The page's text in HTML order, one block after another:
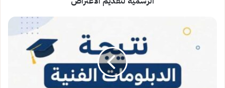
نتيجة
الدبلومات
2026..خطوات